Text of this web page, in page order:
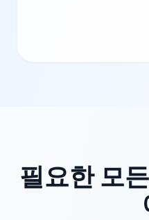
필요한 모